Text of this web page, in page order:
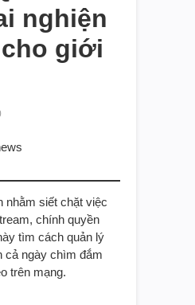
nghiện
giới
nhằm siết chặt việc
chính quyền
tìm cách quản lý
cả ngày chìm đắm
trên mạng.